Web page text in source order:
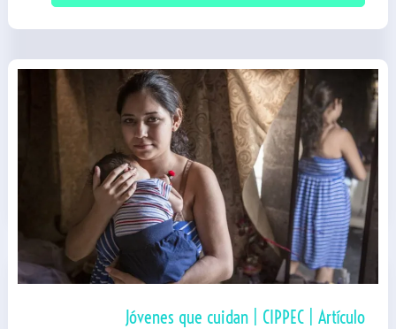
Jóvenes que cuidan | CIPPEC | Artículo